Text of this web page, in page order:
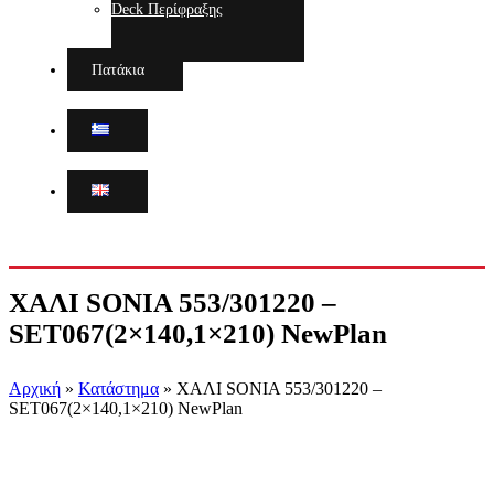
Deck Περίφραξης
Πατάκια
ΧΑΛΙ SONIA 553/301220 –
SET067(2×140,1×210) NewPlan
Αρχική » Κατάστημα » ΧΑΛΙ SONIA 553/301220 –
SET067(2×140,1×210) NewPlan